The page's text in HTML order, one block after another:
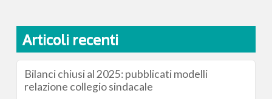
Articoli recenti
Bilanci chiusi al 2025: pubblicati modelli
relazione collegio sindacale